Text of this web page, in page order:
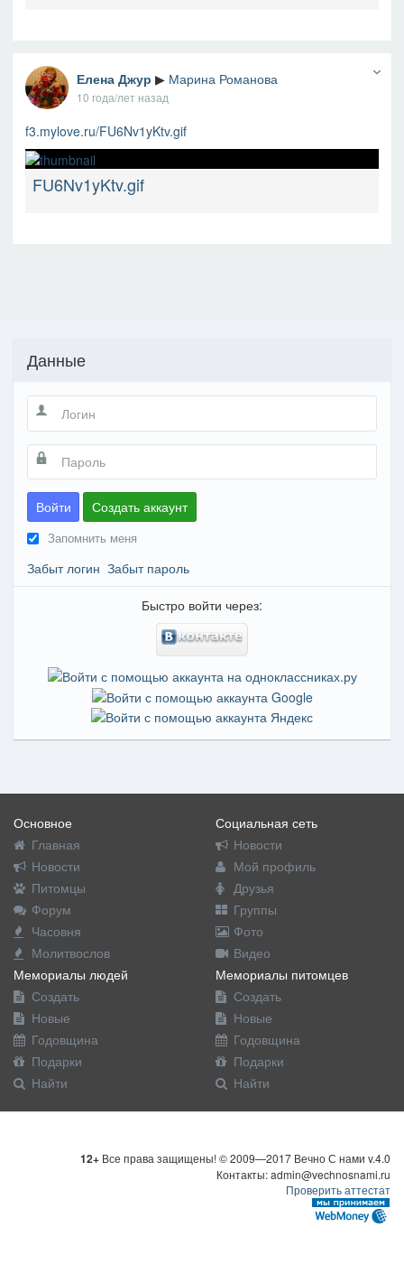
Елена Джур ▶ Марина Романова
10 года/лет назад
f3.mylove.ru/FU6Nv1yKtv.gif
FU6Nv1yKtv.gif
Данные
Войти Создать аккаунт
Запомнить меня
Забыт логин Забыт пароль
Быстро войти через:
Основное
Главная
Новости
Питомцы
Форум
Часовня
Молитвослов
Социальная сеть
Новости
Мой профиль
Друзья
Группы
Фото
Видео
Мемориалы людей
Создать
Новые
Годовщина
Подарки
Найти
Мемориалы питомцев
Создать
Новые
Годовщина
Подарки
Найти
12+ Все права защищены! © 2009—2017 Вечно С нами v.4.0
Контакты: admin@vechnosnami.ru
Проверить аттестат